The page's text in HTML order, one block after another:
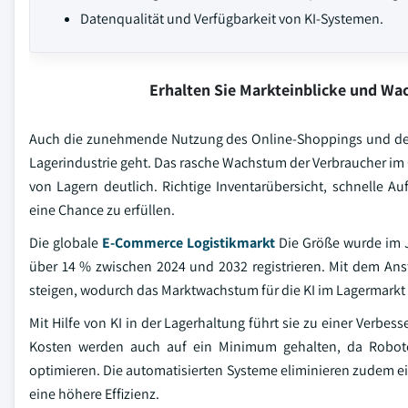
Datenqualität und Verfügbarkeit von KI-Systemen.
Erhalten Sie Markteinblicke und
Auch die zunehmende Nutzung des Online-Shoppings und
Lagerindustrie geht. Das rasche Wachstum der Verbraucher
von Lagern deutlich. Richtige Inventarübersicht, schnelle
eine Chance zu erfüllen.
Die globale E-Commerce Logistikmarkt Die Größe wurde im
über 14 % zwischen 2024 und 2032 registrieren. Mit dem
steigen, wodurch das Marktwachstum für die KI im
Mit Hilfe von KI in der Lagerhaltung führt sie zu einer
Kosten werden auch auf ein Minimum gehalten, da
optimieren. Die automatisierten Systeme eliminieren zudem
eine höhere Effizienz.